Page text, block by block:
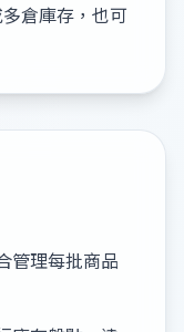
倉庫存，也可
管理每批商品